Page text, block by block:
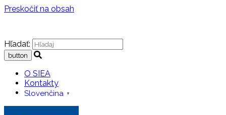
Preskočiť na obsah
Hľadať:
O SIEA
Kontakty
Slovenčina ▼